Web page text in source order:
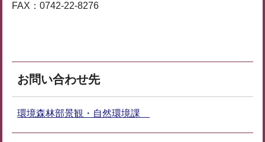
FAX：0742-22-8276
お問い合わせ先
環境森林部景観・自然環境課